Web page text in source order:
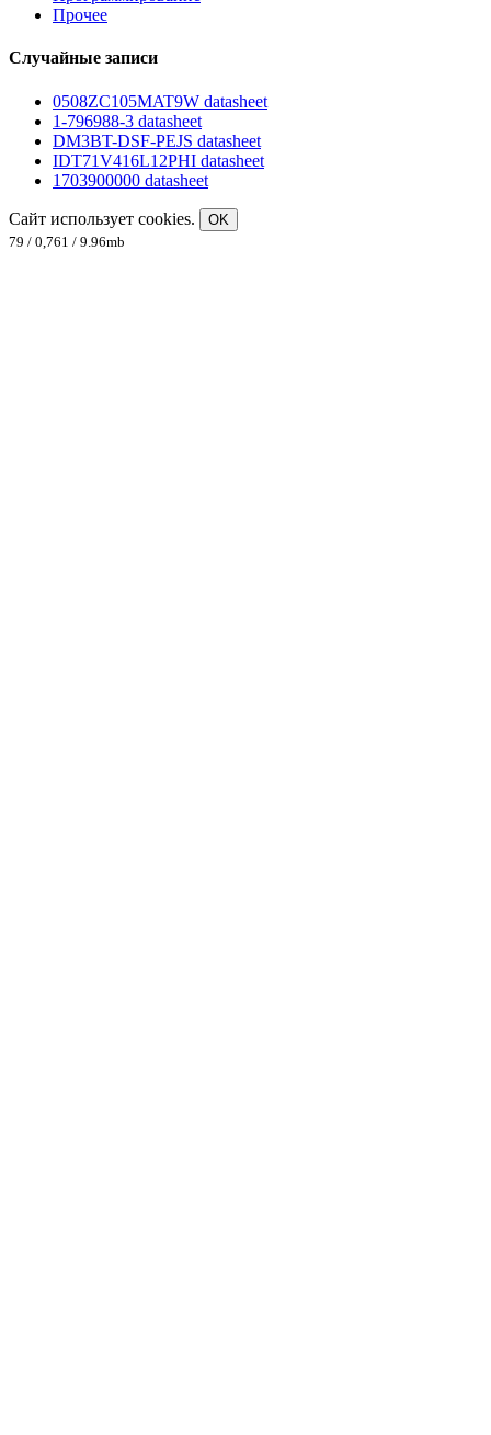
Прочее
Случайные записи
0508ZC105MAT9W datasheet
1-796988-3 datasheet
DM3BT-DSF-PEJS datasheet
IDT71V416L12PHI datasheet
1703900000 datasheet
Сайт использует cookies.
OK
79 / 0,761 / 9.96mb